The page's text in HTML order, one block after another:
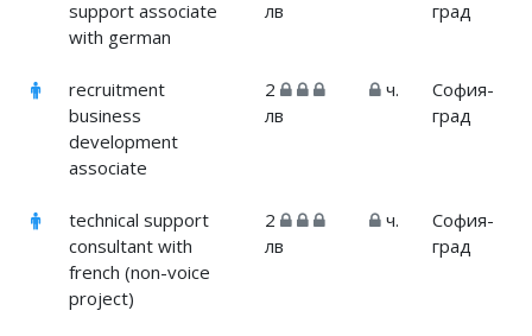
support associate
with german
лв град
recruitment
business
development
associate
2
лв
ч.
София-
град
technical support
consultant with
french (non-voice
project)
2
лв
ч.
София-
град